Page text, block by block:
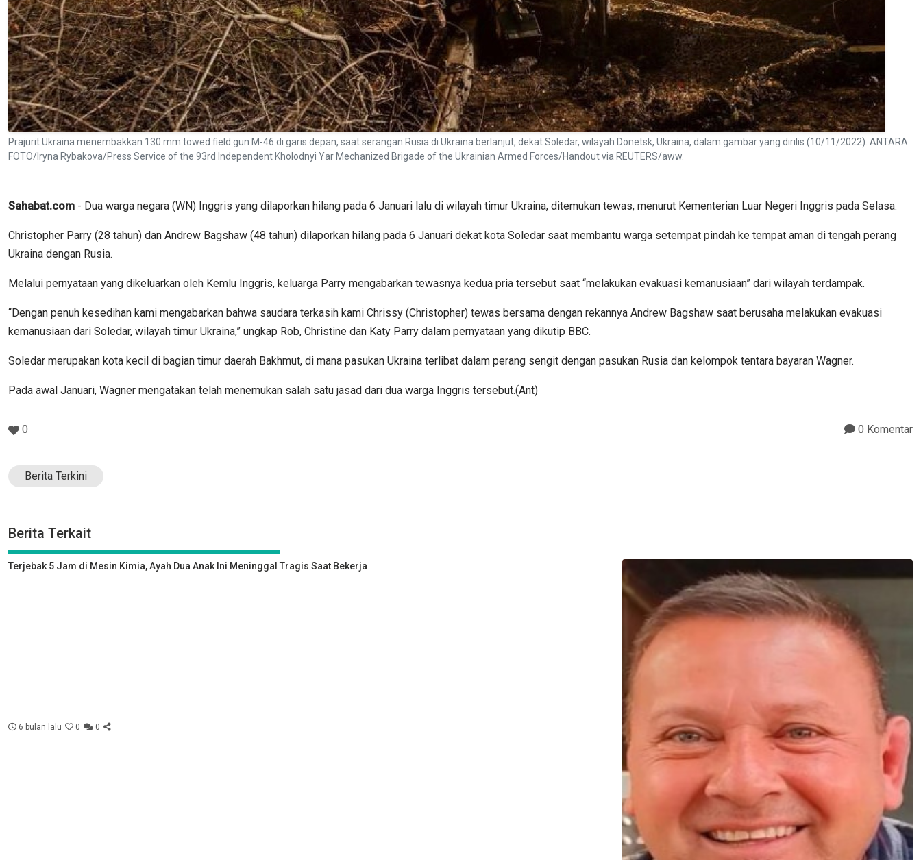
Prajurit Ukraina menembakkan 130 mm towed field gun M-46 di garis depan, saat serangan Rusia di Ukraina berlanjut, dekat Soledar, wilayah Donetsk, Ukraina, dalam gambar yang dirilis (10/11/2022). ANTARA
FOTO/Iryna Rybakova/Press Service of the 93rd Independent Kholodnyi Yar Mechanized Brigade of the Ukrainian Armed Forces/Handout via REUTERS/aww.
Sahabat.com - Dua warga negara (WN) Inggris yang dilaporkan hilang pada 6 Januari lalu di wilayah timur Ukraina, ditemukan tewas, menurut Kementerian Luar Negeri Inggris pada Selasa.
Christopher Parry (28 tahun) dan Andrew Bagshaw (48 tahun) dilaporkan hilang pada 6 Januari dekat kota Soledar saat membantu warga setempat pindah ke tempat aman di tengah perang
Ukraina dengan Rusia.
Melalui pernyataan yang dikeluarkan oleh Kemlu Inggris, keluarga Parry mengabarkan tewasnya kedua pria tersebut saat “melakukan evakuasi kemanusiaan” dari wilayah terdampak.
“Dengan penuh kesedihan kami mengabarkan bahwa saudara terkasih kami Chrissy (Christopher) tewas bersama dengan rekannya Andrew Bagshaw saat berusaha melakukan evakuasi
kemanusiaan dari Soledar, wilayah timur Ukraina,” ungkap Rob, Christine dan Katy Parry dalam pernyataan yang dikutip BBC.
Soledar merupakan kota kecil di bagian timur daerah Bakhmut, di mana pasukan Ukraina terlibat dalam perang sengit dengan pasukan Rusia dan kelompok tentara bayaran Wagner.
Pada awal Januari, Wagner mengatakan telah menemukan salah satu jasad dari dua warga Inggris tersebut.(Ant)
0 0 Komentar
Berita Terkini
Berita Terkait
Terjebak 5 Jam di Mesin Kimia, Ayah Dua Anak Ini Meninggal Tragis Saat Bekerja
6 bulan lalu 0 0